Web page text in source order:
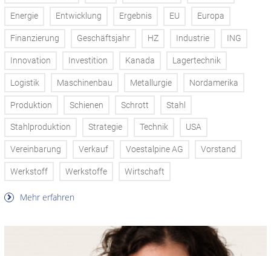
Energie Entwicklung Ergebnis EU Europa
Finanzierung Geschäftsjahr HZ Industrie ING
Innovation Investition Kanada Lagertechnik
Logistik Maschinenbau Metallurgie Nordamerika
Produktion Schienen Schrott Stahl
Stahlproduktion Strategie Technik USA
Vereinbarung Verkauf Voestalpine AG Vorstand
Werkstoff Werkstoffe Wirtschaft
Mehr erfahren